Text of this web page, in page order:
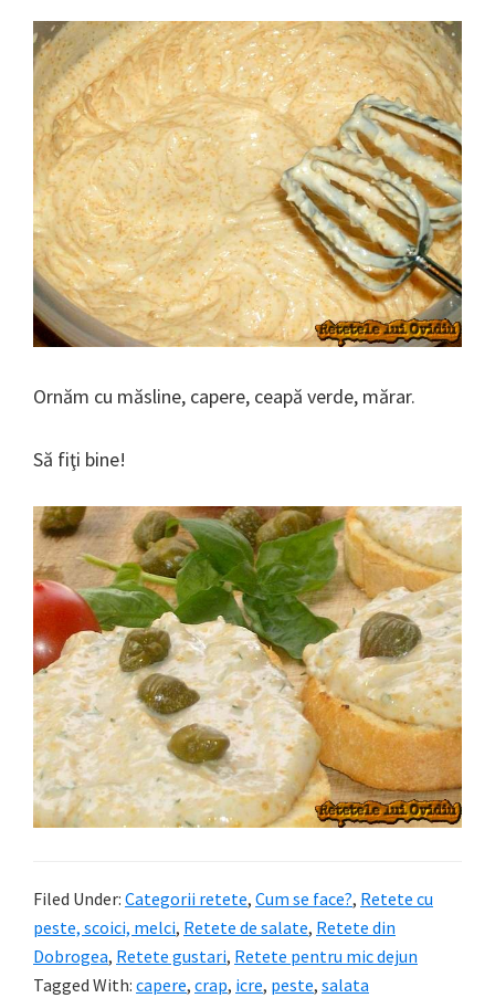
Ornăm cu măsline, capere, ceapă verde, mărar.
Să fiţi bine!
Filed Under: Categorii retete, Cum se face?, Retete cu
peste, scoici, melci, Retete de salate, Retete din
Dobrogea, Retete gustari, Retete pentru mic dejun
Tagged With: capere, crap, icre, peste, salata